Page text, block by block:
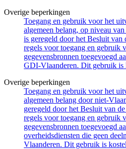
Overige beperkingen
Toegang en gebruik voor het
algemeen belang, op niveau
is geregeld door het Besluit van
regels voor toegang en gebruik
gegevensbronnen toegevoegd
GDI-Vlaanderen. Dit gebruik is
Overige beperkingen
Toegang en gebruik voor het
algemeen belang door niet-
geregeld door het Besluit van
regels voor toegang en gebruik
gegevensbronnen toegevoegd
overheidsdiensten die geen
Vlaanderen. Dit gebruik is